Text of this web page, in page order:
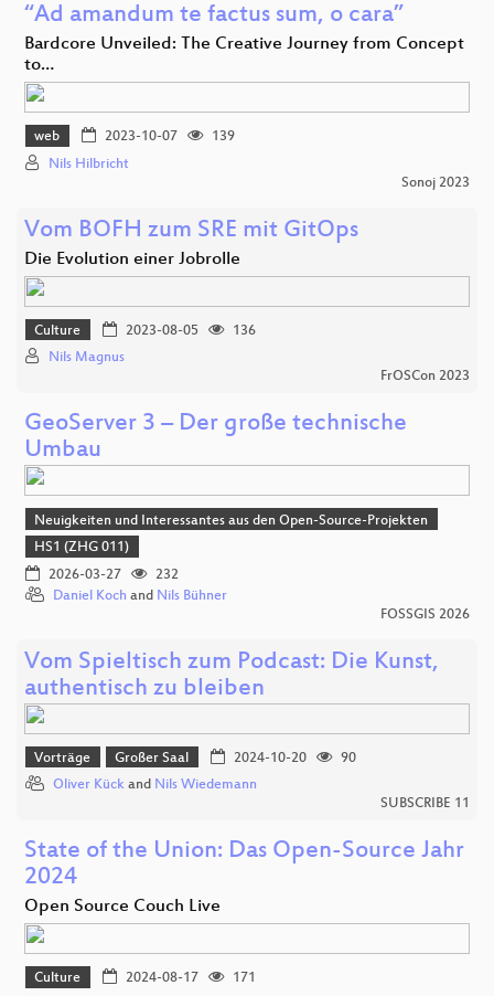
“Ad amandum te factus sum, o cara”
Bardcore Unveiled: The Creative Journey from Concept
to…
web 2023-10-07
139
Nils Hilbricht
Sonoj 2023
Vom BOFH zum SRE mit GitOps
Die Evolution einer Jobrolle
Culture 2023-08-05
136
Nils Magnus
FrOSCon 2023
GeoServer 3 – Der große technische
Umbau
Neuigkeiten und Interessantes aus den Open-Source-Projekten
HS1 (ZHG 011)
2026-03-27
232
Daniel Koch and Nils Bühner
FOSSGIS 2026
Vom Spieltisch zum Podcast: Die Kunst,
authentisch zu bleiben
Vorträge Großer Saal 2024-10-20
90
Oliver Kück and Nils Wiedemann
SUBSCRIBE 11
State of the Union: Das Open-Source Jahr
2024
Open Source Couch Live
Culture 2024-08-17
171